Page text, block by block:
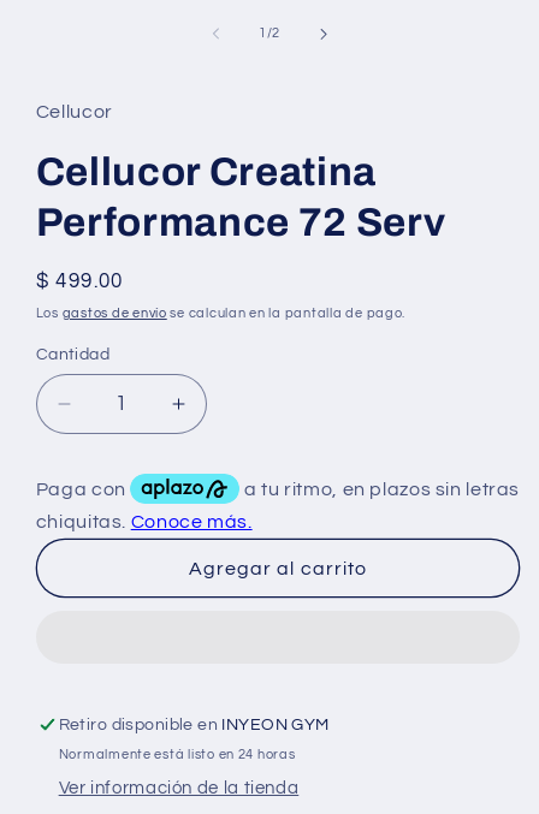
ventana
modal
1 /de
2
Cellucor
Cellucor Creatina
Performance 72 Serv
Precio
habitual
$ 499.00
Los gastos de envío se calculan en la pantalla de pago.
Cantidad
Reducir
cantidad
Cellucor
Creatina
Performance
Serv
Aumentar
cantidad
para
Cellucor
Creatina
Performance
72
Serv
Agregar al carrito
Retiro disponible en INYEON GYM
Normalmente está listo en 24 horas
Ver información de la tienda